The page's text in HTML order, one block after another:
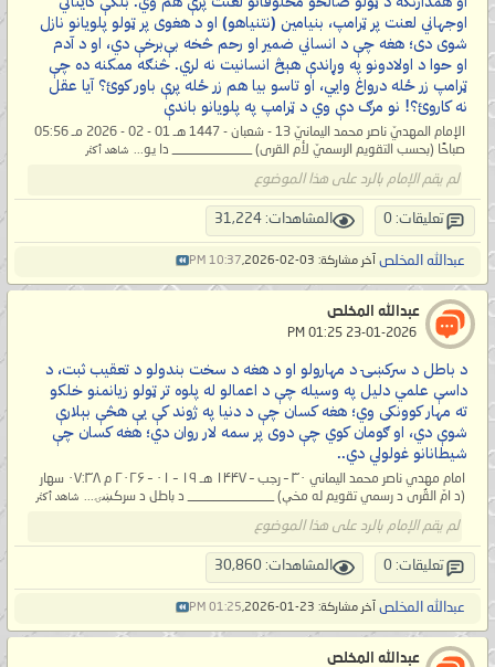
اوجهاني لعنت پر ټرامپ، بنیامین (نتنیاهو) او د هغوی پر ټولو پلویانو نازل
شوی دی؛ هغه چې د انساني ضمیر او رحم څخه بې‌برخې دي، او د آدم
او حوا د اولادونو په وړاندې هېڅ انسانیت نه لري. څنګه ممکنه ده چې
ټرامپ زر ځله درواغ وایي، او تاسو بیا هم زر ځله پرې باور کوئ؟ آیا عقل
نه کاروئ؟! نو مرګ دې وي د ټرامپ په پلویانو باندې
الإمام المهديّ ناصر محمد اليمانيّ 13 - شعبان - 1447 هـ 01 - 02 - 2026 مـ 05:56
صباحًا (بحسب التقويم الرسميّ لأم القرى) ____________ دا یو... شاهد أكثر
لم يقم الإمام بالرد على هذا الموضوع
تعليقات: 0 المشاهدات: 31,224
عبدالله المخلص آخر مشاركة: 03-02-2026, 10:37 PM
عبدالله المخلص
د باطل د سرکښۍ د مهارولو او د هغه د سخت بندولو د تعقيب ثبت، د
داسې علمي دلیل په وسيله چې د اعمالو له پلوه تر ټولو زيانمنو خلکو
ته مهار کوونکی وي؛ هغه کسان چې د دنيا په ژوند کې يې هڅې بېلارې
شوې دي، او ګومان کوي چې دوی پر سمه لار روان دي؛ هغه کسان چې
شيطانانو غولولي دي..
امام مهدي ناصر محمد اليماني ۳۰ – رجب – ۱۴۴۷ هـ ۱۹ – ۰۱ – ۲۰۲۶ م ۰۷:۳۸ سهار
(د امّ القُرى د رسمي تقويم له مخې) _____________ د باطل د سرکښۍ... شاهد أكثر
لم يقم الإمام بالرد على هذا الموضوع
تعليقات: 0 المشاهدات: 30,860
عبدالله المخلص آخر مشاركة: 23-01-2026, 01:25 PM
عبدالله المخلص